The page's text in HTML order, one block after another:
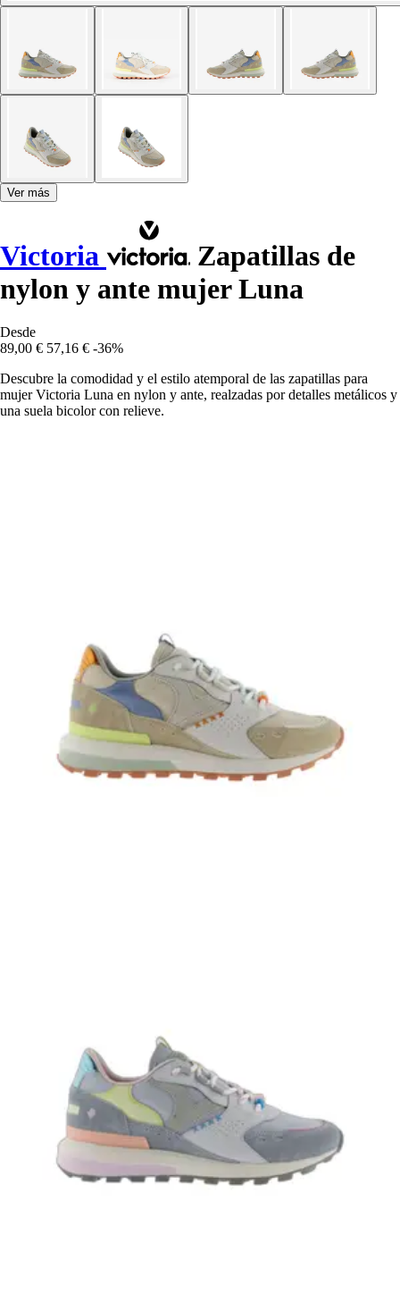
Ver más
Victoria
Zapatillas de
nylon y ante mujer Luna
Desde
89,00 € 57,16 € -36%
Descubre la comodidad y el estilo atemporal de las zapatillas para
mujer Victoria Luna en nylon y ante, realzadas por detalles metálicos y
una suela bicolor con relieve.